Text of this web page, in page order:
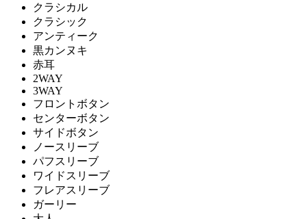
クラシカル
クラシック
アンティーク
黒カンヌキ
赤耳
2WAY
3WAY
フロントボタン
センターボタン
サイドボタン
ノースリーブ
パフスリーブ
ワイドスリーブ
フレアスリーブ
ガーリー